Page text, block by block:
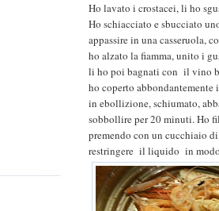
Ho lavato i crostacei, li ho
Ho schiacciato e sbucciato
appassire in una casseruola,
ho alzato la fiamma, unito i
li ho poi bagnati con il vino
ho coperto abbondantemente
in ebollizione, schiumato,
sobbollire per 20 minuti. Ho
premendo con un cucchiaio
restringere il liquido in